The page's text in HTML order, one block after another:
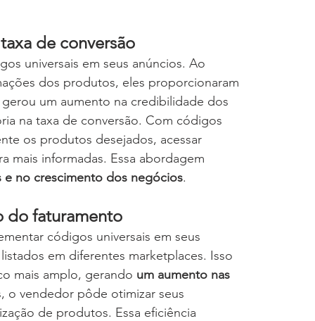
de conversão
universais em seus anúncios. Ao
dos produtos, eles proporcionaram
gerou um aumento na credibilidade dos
na taxa de conversão. Com códigos
os produtos desejados, acessar
mais informadas. Essa abordagem
e no crescimento dos negócios.
do faturamento
códigos universais em seus
em diferentes marketplaces. Isso
mais amplo, gerando um aumento nas
o vendedor pôde otimizar seus
de produtos. Essa eficiência